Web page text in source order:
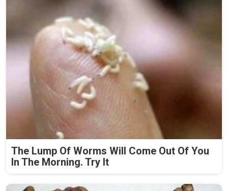
The Lump Of Worms Will Come Out Of You
In The Morning. Try It